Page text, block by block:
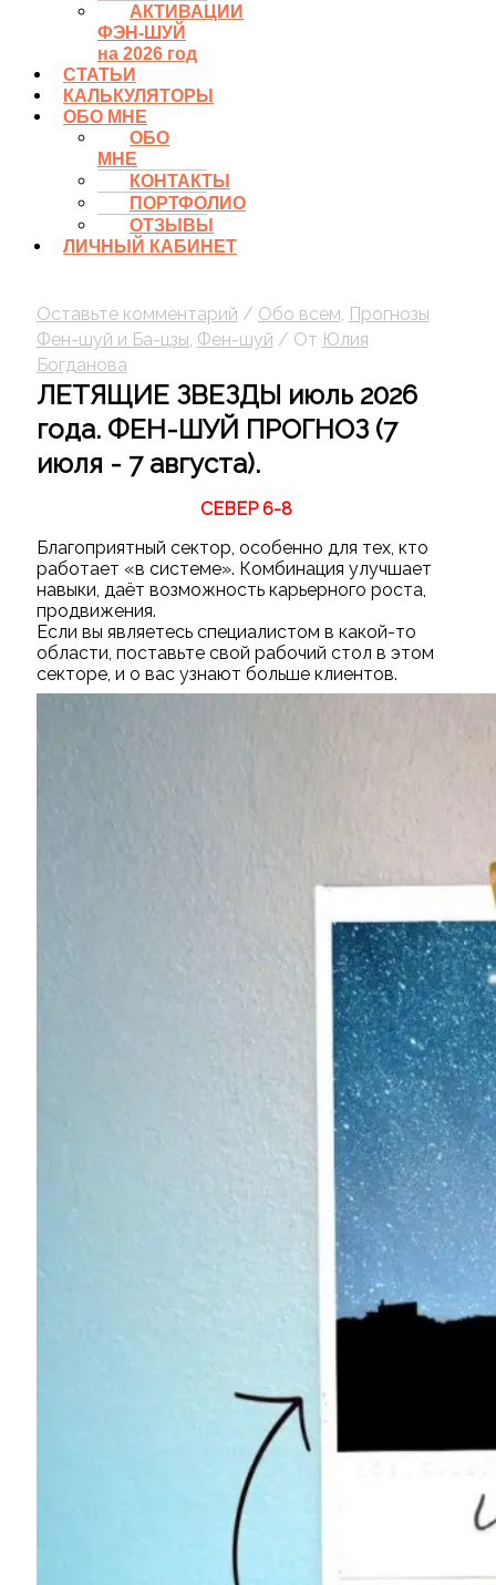
АКТИВАЦИИ
ФЭН-ШУЙ
на 2026 год
СТАТЬИ
КАЛЬКУЛЯТОРЫ
ОБО МНЕ
ОБО
МНЕ
КОНТАКТЫ
ПОРТФОЛИО
ОТЗЫВЫ
ЛИЧНЫЙ КАБИНЕТ
Оставьте комментарий / Обо всем Прогнозы
Фен-шуй и Ба-цзы Фен-шуй / От Юлия
Богданова
ЛЕТЯЩИЕ ЗВЕЗДЫ июль 2026
года. ФЕН-ШУЙ ПРОГНОЗ (7
июля - 7 августа).
СЕВЕР 6-8
Благоприятный сектор, особенно для тех, кто
работает «в системе». Комбинация улучшает
навыки, даёт возможность карьерного роста,
продвижения.
Если вы являетесь специалистом в какой-то
области, поставьте свой рабочий стол в этом
секторе, и о вас узнают больше клиентов.